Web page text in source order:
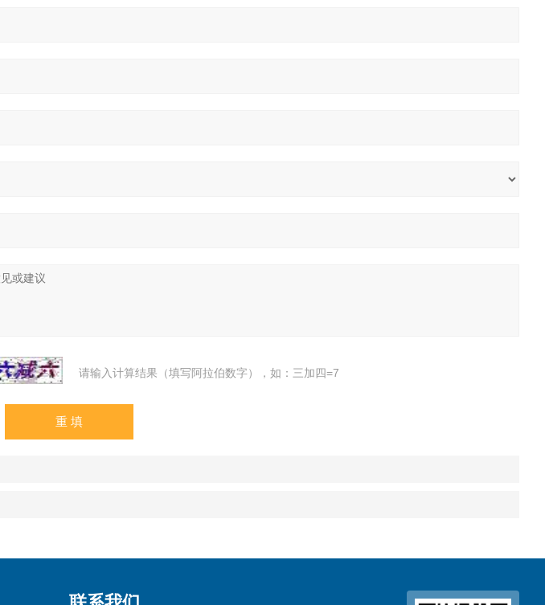
请输入计算结果（填写阿拉伯数字），如：三加四=7